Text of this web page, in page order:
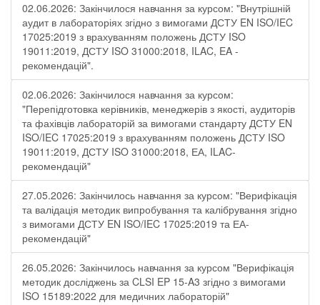
02.06.2026: Закінчилося навчання за курсом: "Внутрішній
аудит в лабораторіях згідно з вимогами ДСТУ EN ISO/IEC
17025:2019 з врахуванням положень ДСТУ ISO
19011:2019, ДСТУ ISO 31000:2018, ILAC, EA -
рекомендацій".
02.06.2026: Закінчилося навчання за курсом:
"Перепідготовка керівників, менеджерів з якості, аудиторів
та фахівців лабораторій за вимогами стандарту ДСТУ EN
ISO/IEC 17025:2019 з врахуванням положень ДСТУ ISO
19011:2019, ДСТУ ISO 31000:2018, ЕА, ILAC-
рекомендацій"
27.05.2026: Закінчилось навчання за курсом: "Верифікація
та валідація методик випробування та калібрування згідно
з вимогами ДСТУ EN ISO/IEC 17025:2019 та ЕА-
рекомендацій"
26.05.2026: Закінчилось навчання за курсом "Верифікація
методик досліджень за CLSI EP 15-A3 згідно з вимогами
ISO 15189:2022 для медичних лабораторій"